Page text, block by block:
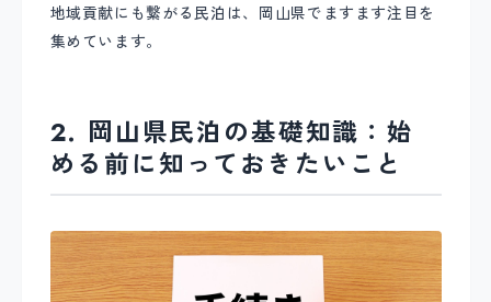
地域貢献にも繋がる民泊は、岡山県でますます注目を
集めています。
2. 岡山県民泊の基礎知識：始
める前に知っておきたいこと